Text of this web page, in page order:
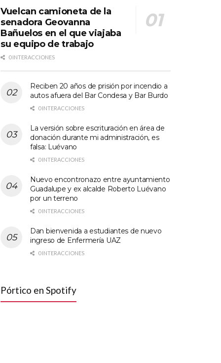
Vuelcan camioneta de la
senadora Geovanna
Bañuelos en el que viajaba
su equipo de trabajo
0 INTERACCIONES
Reciben 20 años de prisión por incendio a
autos afuera del Bar Condesa y Bar Burdo
0 INTERACCIONES
La versión sobre escrituración en área de
donación durante mi administración, es
falsa: Luévano
0 INTERACCIONES
Nuevo encontronazo entre ayuntamiento
Guadalupe y ex alcalde Roberto Luévano
por un terreno
0 INTERACCIONES
Dan bienvenida a estudiantes de nuevo
ingreso de Enfermería UAZ
0 INTERACCIONES
Pórtico en Spotify